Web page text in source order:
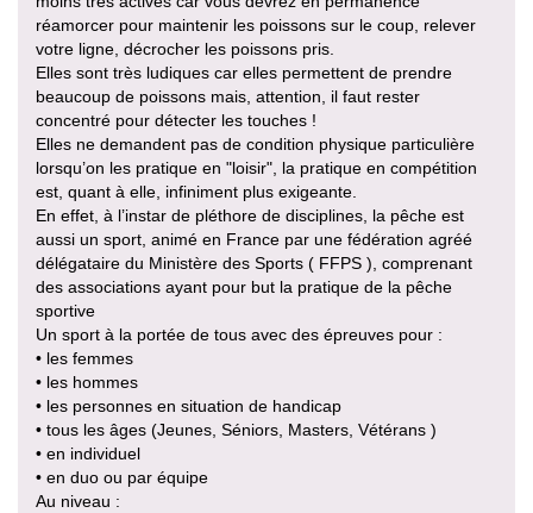
réamorcer pour maintenir les poissons sur le coup, relever
votre ligne, décrocher les poissons pris.
Elles sont très ludiques car elles permettent de prendre
beaucoup de poissons mais, attention, il faut rester
concentré pour détecter les touches !
Elles ne demandent pas de condition physique particulière
lorsqu’on les pratique en "loisir", la pratique en compétition
est, quant à elle, infiniment plus exigeante.
En effet, à l’instar de pléthore de disciplines, la pêche est
aussi un sport, animé en France par une fédération agréé
délégataire du Ministère des Sports ( FFPS ), comprenant
des associations ayant pour but la pratique de la pêche
sportive
Un sport à la portée de tous avec des épreuves pour :
• les femmes
• les hommes
• les personnes en situation de handicap
• tous les âges (Jeunes, Séniors, Masters, Vétérans )
• en individuel
• en duo ou par équipe
Au niveau :